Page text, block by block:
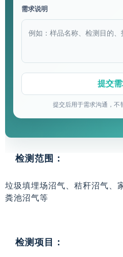
需求说明
提交后用于需求沟通，不
检测范围：
垃圾填埋场沼气、秸秆沼气、
粪池沼气等
检测项目：